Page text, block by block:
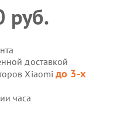
руб.
доставкой
Xiaomiдо 3-х
часа